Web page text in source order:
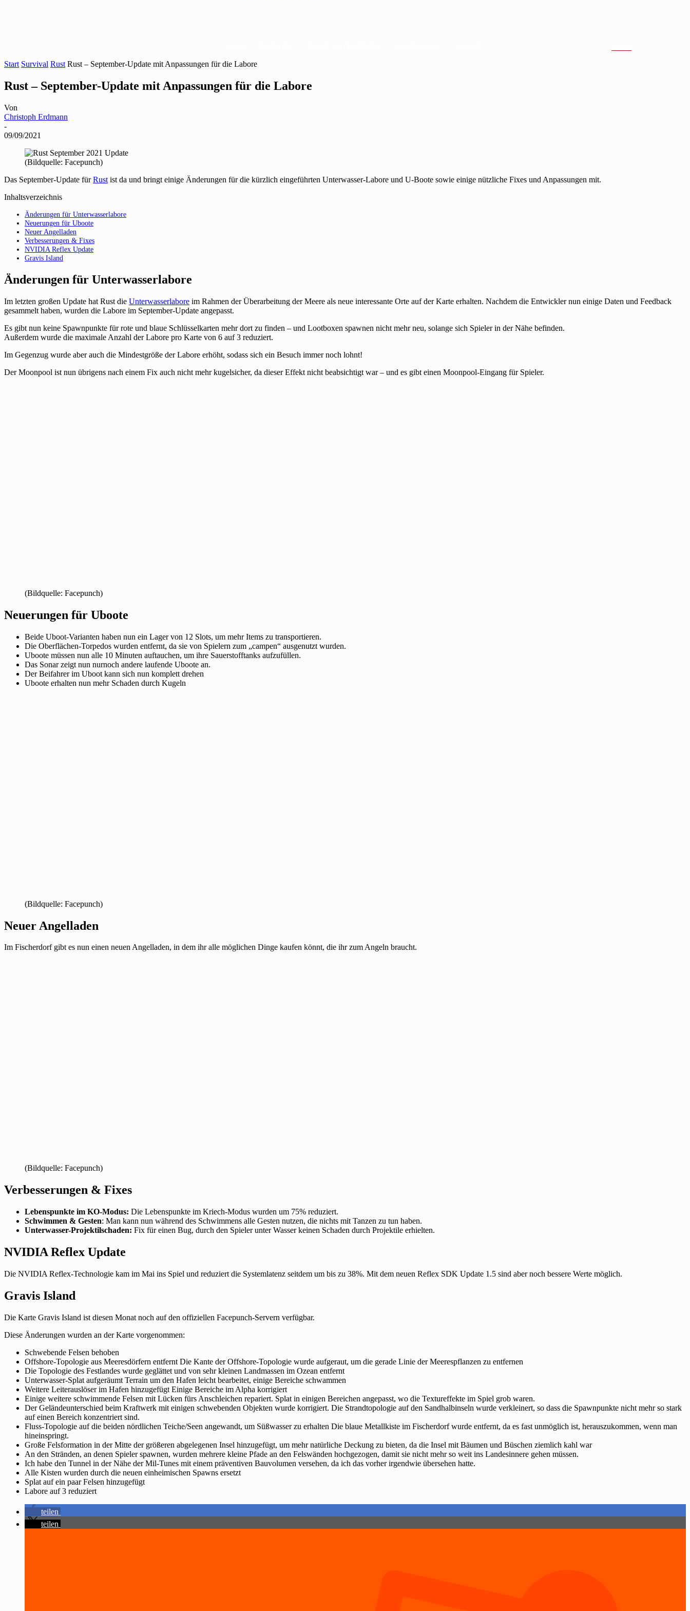
Start Survival Rust Rust – September-Update mit Anpassungen für die Labore
Rust – September-Update mit Anpassungen für die Labore
Von
Christoph Erdmann
-
09/09/2021
(Bildquelle: Facepunch)
Das September-Update fürRust ist da und bringt einige Änderungen für die kürzlich eingeführten Unterwasser-Labore und U-Boote sowie einige nützliche Fixes und Anpassungen mit.
Inhaltsverzeichnis
Änderungen für Unterwasserlabore
Neuerungen für Uboote
Neuer Angelladen
Verbesserungen & Fixes
NVIDIA Reflex Update
Gravis Island
Änderungen für Unterwasserlabore
Im letzten großen Update hat Rust die Unterwasserlabore im Rahmen der Überarbeitung der Meere als neue interessante Orte auf der Karte erhalten. Nachdem die Entwickler nun einige Daten und Feedback
gesammelt haben, wurden die Labore im September-Update angepasst.
Es gibt nun keine Spawnpunkte für rote und blaue Schlüsselkarten mehr dort zu finden – und Lootboxen spawnen nicht mehr neu, solange sich Spieler in der Nähe befinden.
Außerdem wurde die maximale Anzahl der Labore pro Karte von 6 auf 3 reduziert.
Im Gegenzug wurde aber auch die Mindestgröße der Labore erhöht, sodass sich ein Besuch immer noch lohnt!
Der Moonpool ist nun übrigens nach einem Fix auch nicht mehr kugelsicher, da dieser Effekt nicht beabsichtigt war – und es gibt einen Moonpool-Eingang für Spieler.
(Bildquelle: Facepunch)
Neuerungen für Uboote
Beide Uboot-Varianten haben nun ein Lager von 12 Slots, um mehr Items zu transportieren.
Die Oberflächen-Torpedos wurden entfernt, da sie von Spielern zum „campen“ ausgenutzt wurden.
Uboote müssen nun alle 10 Minuten auftauchen, um ihre Sauerstofftanks aufzufüllen.
Das Sonar zeigt nun nurnoch andere laufende Uboote an.
Der Beifahrer im Uboot kann sich nun komplett drehen
Uboote erhalten nun mehr Schaden durch Kugeln
(Bildquelle: Facepunch)
Neuer Angelladen
Im Fischerdorf gibt es nun einen neuen Angelladen, in dem ihr alle möglichen Dinge kaufen könnt, die ihr zum Angeln braucht.
(Bildquelle: Facepunch)
Verbesserungen & Fixes
Lebenspunkte im KO-Modus: Die Lebenspunkte im Kriech-Modus wurden um 75% reduziert.
Schwimmen & Gesten: Man kann nun während des Schwimmens alle Gesten nutzen, die nichts mit Tanzen zu tun haben.
Unterwasser-Projektilschaden: Fix für einen Bug, durch den Spieler unter Wasser keinen Schaden durch Projektile erhielten.
NVIDIA Reflex Update
Die NVIDIA Reflex-Technologie kam im Mai ins Spiel und reduziert die Systemlatenz seitdem um bis zu 38%. Mit dem neuen Reflex SDK Update 1.5 sind aber noch bessere Werte möglich.
Gravis Island
Die Karte Gravis Island ist diesen Monat noch auf den offiziellen Facepunch-Servern verfügbar.
Diese Änderungen wurden an der Karte vorgenommen:
Schwebende Felsen behoben
Offshore-Topologie aus Meeresdörfern entfernt Die Kante der Offshore-Topologie wurde aufgeraut, um die gerade Linie der Meerespflanzen zu entfernen
Die Topologie des Festlandes wurde geglättet und von sehr kleinen Landmassen im Ozean entfernt
Unterwasser-Splat aufgeräumt Terrain um den Hafen leicht bearbeitet, einige Bereiche schwammen
Weitere Leiterauslöser im Hafen hinzugefügt Einige Bereiche im Alpha korrigiert
Einige weitere schwimmende Felsen mit Lücken fürs Anschleichen repariert. Splat in einigen Bereichen angepasst, wo die Textureffekte im Spiel grob waren.
Der Geländeunterschied beim Kraftwerk mit einigen schwebenden Objekten wurde korrigiert. Die Strandtopologie auf den Sandhalbinseln wurde verkleinert, so dass die Spawnpunkte nicht mehr so stark
auf einen Bereich konzentriert sind.
Fluss-Topologie auf die beiden nördlichen Teiche/Seen angewandt, um Süßwasser zu erhalten Die blaue Metallkiste im Fischerdorf wurde entfernt, da es fast unmöglich ist, herauszukommen, wenn man
hineinspringt.
Große Felsformation in der Mitte der größeren abgelegenen Insel hinzugefügt, um mehr natürliche Deckung zu bieten, da die Insel mit Bäumen und Büschen ziemlich kahl war
An den Stränden, an denen Spieler spawnen, wurden mehrere kleine Pfade an den Felswänden hochgezogen, damit sie nicht mehr so weit ins Landesinnere gehen müssen.
Ich habe den Tunnel in der Nähe der Mil-Tunes mit einem präventiven Bauvolumen versehen, da ich das vorher irgendwie übersehen hatte.
Alle Kisten wurden durch die neuen einheimischen Spawns ersetzt
Splat auf ein paar Felsen hinzugefügt
Labore auf 3 reduziert
teilen
teilen